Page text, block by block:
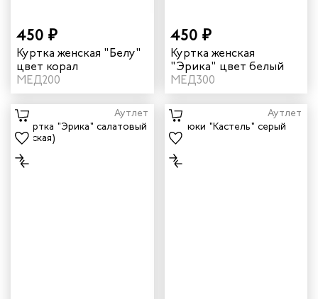
450 ₽
Куртка женская "Белу"
цвет корал
МЕД200
450 ₽
Куртка женская
"Эрика" цвет белый
МЕД300
Аутлет Аутлет